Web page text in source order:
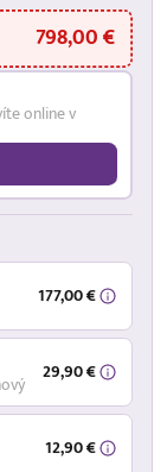
798,00 €
online v
177,00 €
29,90 €
12,90 €